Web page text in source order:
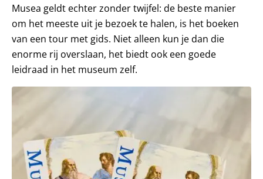
Musea geldt echter zonder twijfel: de beste manier
om het meeste uit je bezoek te halen, is het boeken
van een tour met gids. Niet alleen kun je dan die
enorme rij overslaan, het biedt ook een goede
leidraad in het museum zelf.